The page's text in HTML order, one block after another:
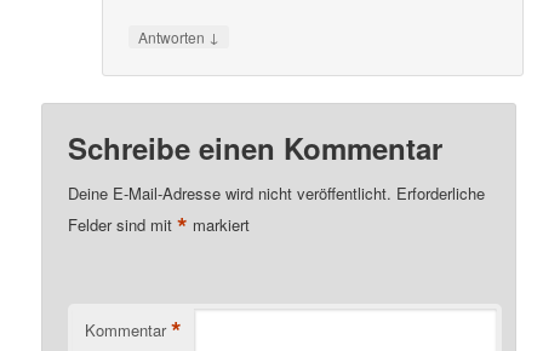
Antworten ↓
Schreibe einen Kommentar
Deine E-Mail-Adresse wird nicht veröffentlicht. Erforderliche
Felder sind mit* markiert
Kommentar *